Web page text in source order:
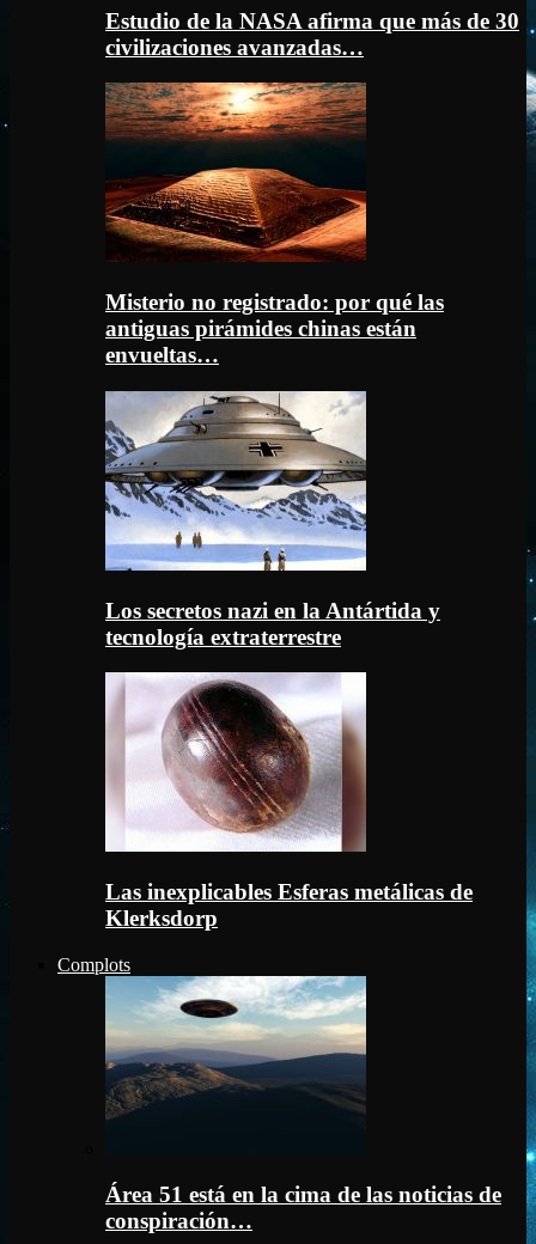
Estudio de la NASA afirma que más de 30
civilizaciones avanzadas…
Misterio no registrado: por qué las
antiguas pirámides chinas están
envueltas…
Los secretos nazi en la Antártida y
tecnología extraterrestre
Las inexplicables Esferas metálicas de
Klerksdorp
Complots
Área 51 está en la cima de las noticias de
conspiración…